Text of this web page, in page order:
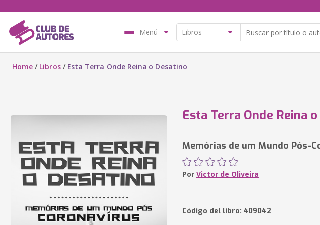
Menú
Home / Libros / Esta Terra Onde Reina o Desatino
Esta Terra Onde Reina
Memórias de um Mundo Pós-
Por Victor de Oliveira
Código del libro: 409042